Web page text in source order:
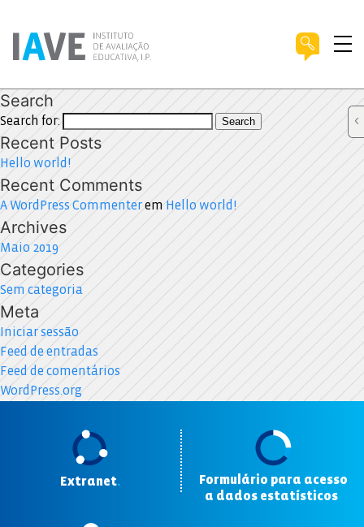
Search
Search for: Search
Recent Posts
Hello world!
Recent Comments
A WordPress Commenterem Hello world!
Archives
Maio 2019
Categories
Sem categoria
Meta
Iniciar sessão
Feed de entradas
Feed de comentários
WordPress.org
Extranet.
Formulário para acesso
a dados estatísticos